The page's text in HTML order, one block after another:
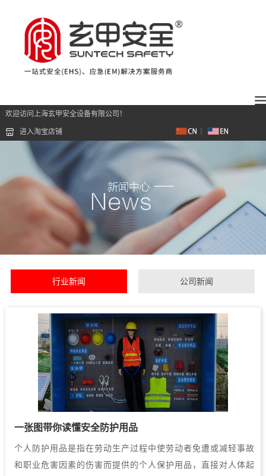
欢迎访问上海玄甲安全设备有限公司！
进入淘宝店铺
行业新闻 公司新闻
一张图带你读懂安全防护用品
个人防护用品是指在劳动生产过程中使劳动者免遭或减轻事故
和职业危害因素的伤害而提供的个人保护用品，直接对人体起